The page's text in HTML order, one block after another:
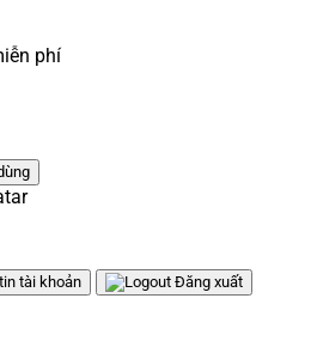
phí
tài khoản Đăng xuất